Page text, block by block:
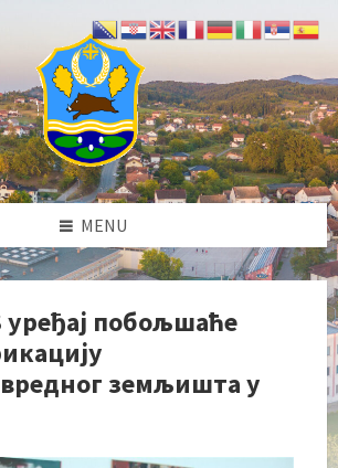
MENU
уређај побољшаће
земљишта у